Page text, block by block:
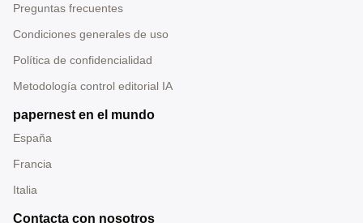
Preguntas frecuentes
Condiciones generales de uso
Política de confidencialidad
Metodología control editorial IA
papernest en el mundo
España
Francia
Italia
Contacta con nosotros